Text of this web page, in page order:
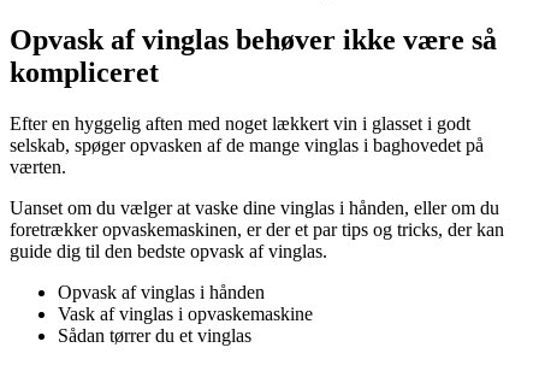
Opvask af vinglas behøver ikke være så
kompliceret
Efter en hyggelig aften med noget lækkert vin i glasset i godt
selskab, spøger opvasken af de mange vinglas i baghovedet på
værten.
Uanset om du vælger at vaske dine vinglas i hånden, eller om du
foretrækker opvaskemaskinen, er der et par tips og tricks, der kan
guide dig til den bedste opvask af vinglas.
Opvask af vinglas i hånden
Vask af vinglas i opvaskemaskine
Sådan tørrer du et vinglas